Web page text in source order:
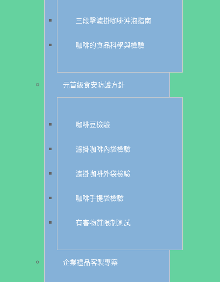
三段擊濾掛咖啡沖泡指南
咖啡的食品科學與檢驗
元首級食安防護方針
咖啡豆檢驗
濾掛咖啡內袋檢驗
濾掛咖啡外袋檢驗
咖啡手提袋檢驗
有害物質限制測試
企業禮品客製專案